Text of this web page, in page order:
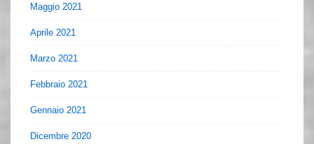
Maggio 2021
Aprile 2021
Marzo 2021
Febbraio 2021
Gennaio 2021
Dicembre 2020